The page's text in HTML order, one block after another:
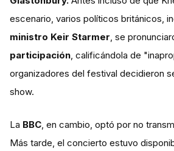
escenario, varios políticos británicos,
ministro Keir Starmer, se
participación, calificándola de
organizadores del festival decidieron
show.
La BBC, en cambio, optó por no
Más tarde, el concierto estuvo